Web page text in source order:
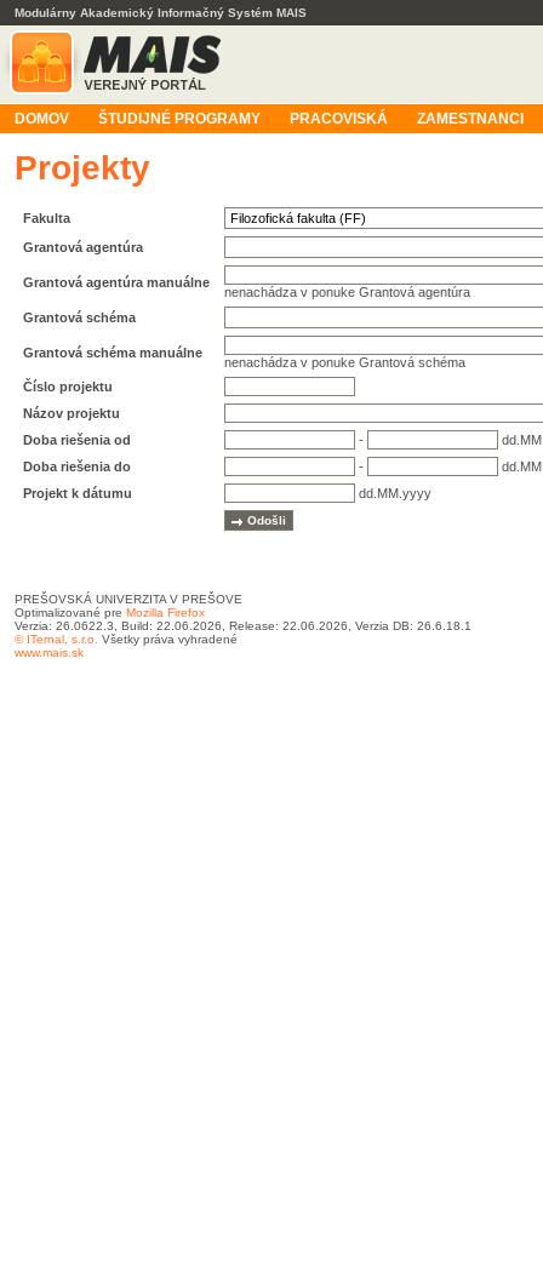
Modulárny Akademický Informačný Systém MAIS
DOMOV ŠTUDIJNÉ PROGRAMY PRACOVISKÁ ZAMESTNANCI
Projekty
Fakulta
Grantová agentúra
Grantová agentúra manuálne
nenachádza v ponuke Grantová agentúra
Grantová schéma
Grantová schéma manuálne
nenachádza v ponuke Grantová schéma
Číslo projektu
Názov projektu
Doba riešenia od
-
Doba riešenia do
-
Projekt k dátumu
dd.MM.yyyy
PREŠOVSKÁ UNIVERZITA V PREŠOVE
Optimalizované pre Mozilla Firefox
Verzia: 26.0622.3, Build: 22.06.2026, Release: 22.06.2026, Verzia DB: 26.6.18.1
© ITernal, s.r.o. Všetky práva vyhradené
www.mais.sk